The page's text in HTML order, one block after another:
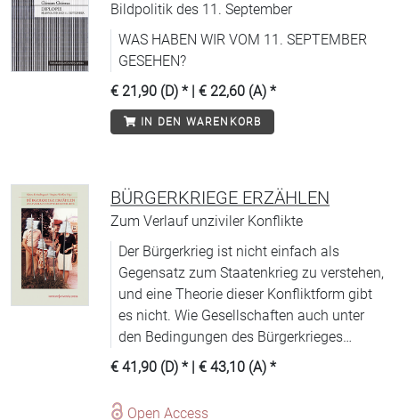
Bildpolitik des 11. September
WAS HABEN WIR VOM 11. SEPTEMBER
GESEHEN?
€ 21,90 (D) * | € 22,60 (A) *
IN DEN WARENKORB
BÜRGERKRIEGE ERZÄHLEN
Zum Verlauf unziviler Konflikte
Der Bürgerkrieg ist nicht einfach als
Gegensatz zum Staatenkrieg zu verstehen,
und eine Theorie dieser Konfliktform gibt
es nicht. Wie Gesellschaften auch unter
den Bedingungen des Bürgerkrieges
funktionieren, ist kaum erforscht.
€ 41,90 (D) * | € 43,10 (A) *
Open Access